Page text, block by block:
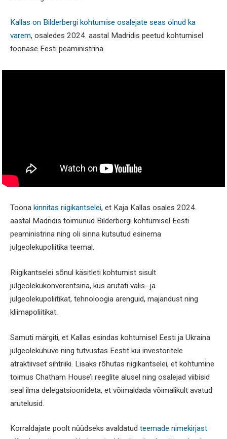
Kallas on Bilderbergi kohtumise osalejate seas olnud ka
varem, osaledes 2024. aastal Madridis peetud kohtumisel
toonase Eesti peaministrina.
Toona kinnitas riigikantselei, et Kaja Kallas osales 2024.
aastal Madridis toimunud Bilderbergi kohtumisel Eesti
peaministrina ning oli sinna kutsutud esinema
julgeolekupoliitika teemal.
Riigikantselei sõnul käsitleti kohtumist sisult
julgeolekukonverentsina, kus arutati välis- ja
julgeolekupoliitikat, tehnoloogia arenguid, majandust ning
kliimapoliitikat.
Samuti märgiti, et Kallas esindas kohtumisel Eesti ja Ukraina
julgeolekuhuve ning tutvustas Eestit kui investoritele
atraktiivset sihtriiki. Lisaks rõhutas riigikantselei, et kohtumine
toimus Chatham House’i reeglite alusel ning osalejad viibisid
seal ilma delegatsioonideta, et võimaldada võimalikult avatud
arutelusid.
Korraldajate poolt nüüdseks avaldatud teemade nimekirjast